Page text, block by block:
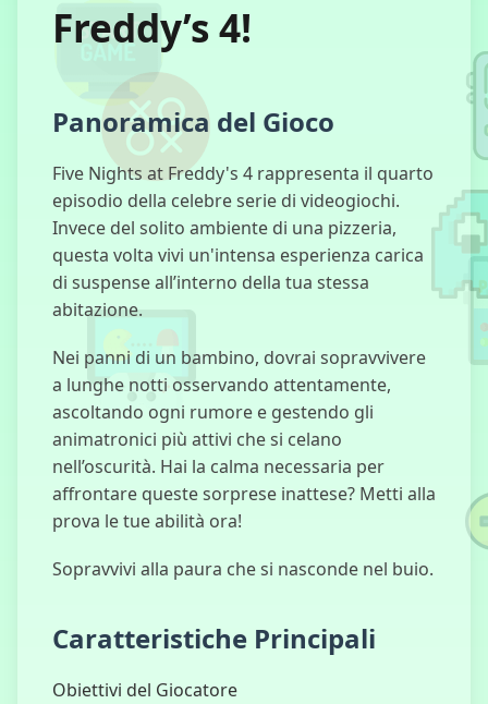
프레디의 피자
가게 5일밤 4
나이트메어 카
엘리베이터 히
룸 인베이더즈
Freddy’s 4!
Panoramica del Gioco
Five Nights at Freddy's 4 rappresenta il quarto
episodio della celebre serie di videogiochi.
Invece del solito ambiente di una pizzeria,
questa volta vivi un'intensa esperienza carica
di suspense all’interno della tua stessa
abitazione.
Nei panni di un bambino, dovrai sopravvivere
a lunghe notti osservando attentamente,
ascoltando ogni rumore e gestendo gli
animatronici più attivi che si celano
nell’oscurità. Hai la calma necessaria per
affrontare queste sorprese inattese? Metti alla
prova le tue abilità ora!
Sopravvivi alla paura che si nasconde nel buio.
Caratteristiche Principali
Obiettivi del Giocatore